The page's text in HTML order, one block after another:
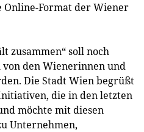
Online-Format der Wiener
zusammen“ soll noch
den Wienerinnen und
Die Stadt Wien begrüßt
die in den letzten
möchte mit diesen
Unternehmen,